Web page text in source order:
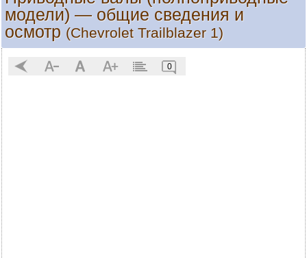
модели) — общие сведения и
осмотр (Chevrolet Trailblazer 1)
0